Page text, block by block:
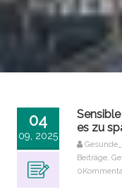
04
09, 2025
es zu
Beiträge,